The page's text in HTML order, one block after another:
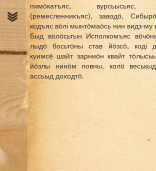
пимӧкатъяс, вурсьысьяс,
(ремесленникъяс), заводӧ,
кодъяс вӧлі мынтӧмаӧсь нин видз-му
Быд вӧлӧсьтын Исполкомъяс
лыдӧ босьтӧны став йӧзсӧ, коді
куимсё шайт зарниӧн квайт
йӧзлы нинӧм повны, колӧ
ассьыд доходтӧ.